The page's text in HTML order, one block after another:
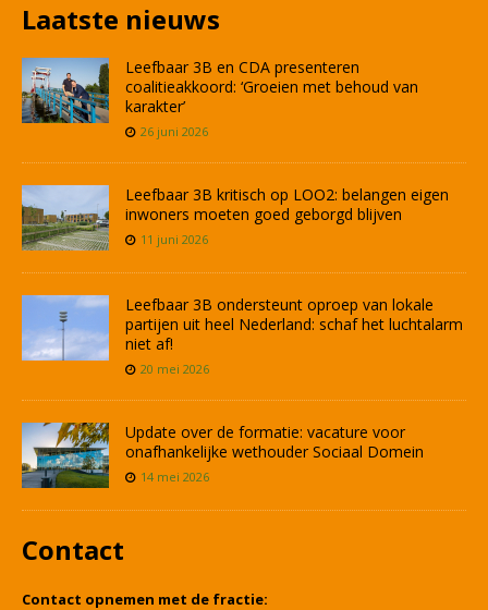
Laatste nieuws
Leefbaar 3B en CDA presenteren
coalitieakkoord: ‘Groeien met behoud van
karakter’
26 juni 2026
Leefbaar 3B kritisch op LOO2: belangen eigen
inwoners moeten goed geborgd blijven
11 juni 2026
Leefbaar 3B ondersteunt oproep van lokale
partijen uit heel Nederland: schaf het luchtalarm
niet af!
20 mei 2026
Update over de formatie: vacature voor
onafhankelijke wethouder Sociaal Domein
14 mei 2026
Contact
Contact opnemen met de fractie: